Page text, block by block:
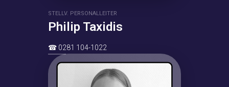
STELLV. PERSONALLEITER
Philip Taxidis
☎ 0281 104-1022